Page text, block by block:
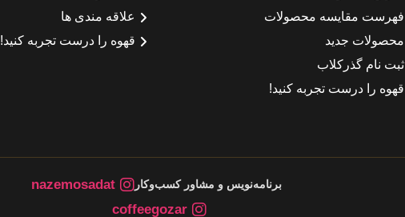
فهرست مقایسه محصولات
محصولات جدید
ثبت نام گذرکلاب
قهوه را درست تجربه کنید!
علاقه مندی ها
قهوه را درست تجربه کنید!
برنامه‌نویس و مشاور کسب‌وکار
nazemosadat
coffeegozar